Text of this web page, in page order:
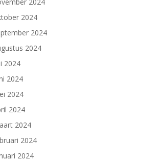
2024
2024
2024
2024
2024
2024
2024
2024
2024
2024